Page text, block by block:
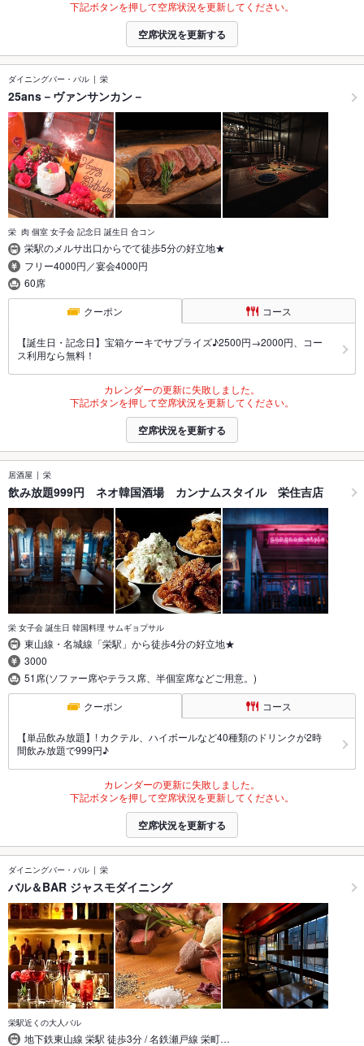
下記ボタンを押して空席状況を更新してください。
空席状況を更新する
ダイニングバー・バル 栄
25ans－ヴァンサンカン－
栄 肉 個室 女子会 記念日 誕生日 合コン
栄駅のメルサ出口からでて徒歩5分の好立地★
フリー4000円／宴会4000円
60席
クーポン コース
【誕生日・記念日】宝箱ケーキでサプライズ♪2500円→2000円、コー
ス利用なら無料！
カレンダーの更新に失敗しました。
下記ボタンを押して空席状況を更新してください。
空席状況を更新する
居酒屋 栄
飲み放題999円 ネオ韓国酒場 カンナムスタイル 栄住吉店
栄 女子会 誕生日 韓国料理 サムギョプサル
東山線・名城線「栄駅」から徒歩4分の好立地★
3000
51席(ソファー席やテラス席、半個室席などご用意。)
クーポン コース
【単品飲み放題】! カクテル、ハイボールなど40種類のドリンクが2時
間飲み放題で999円♪
カレンダーの更新に失敗しました。
下記ボタンを押して空席状況を更新してください。
空席状況を更新する
ダイニングバー・バル 栄
バル＆BAR ジャスモダイニング
栄駅近くの大人バル
地下鉄東山線 栄駅 徒歩3分 / 名鉄瀬戸線 栄町…